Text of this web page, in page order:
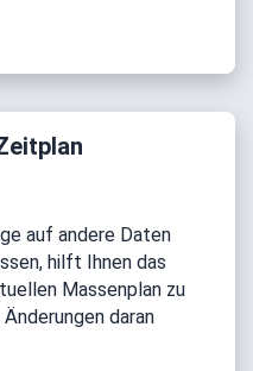
auf andere Daten
hilft Ihnen das
Massenplan zu
daran